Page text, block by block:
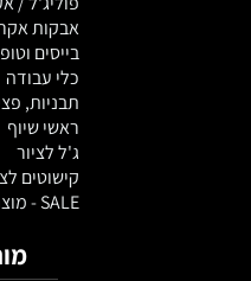
אבקות
בייסים
כלי עבודה
תבניות,
ראשי שיוף
ג'ל לציור
קישוטים
SALE - מוצרים במבצע